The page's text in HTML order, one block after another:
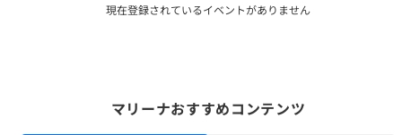
現在登録されているイベントがありません
マリーナおすすめコンテンツ